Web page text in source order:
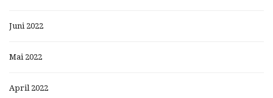
Juni 2022
Mai 2022
April 2022